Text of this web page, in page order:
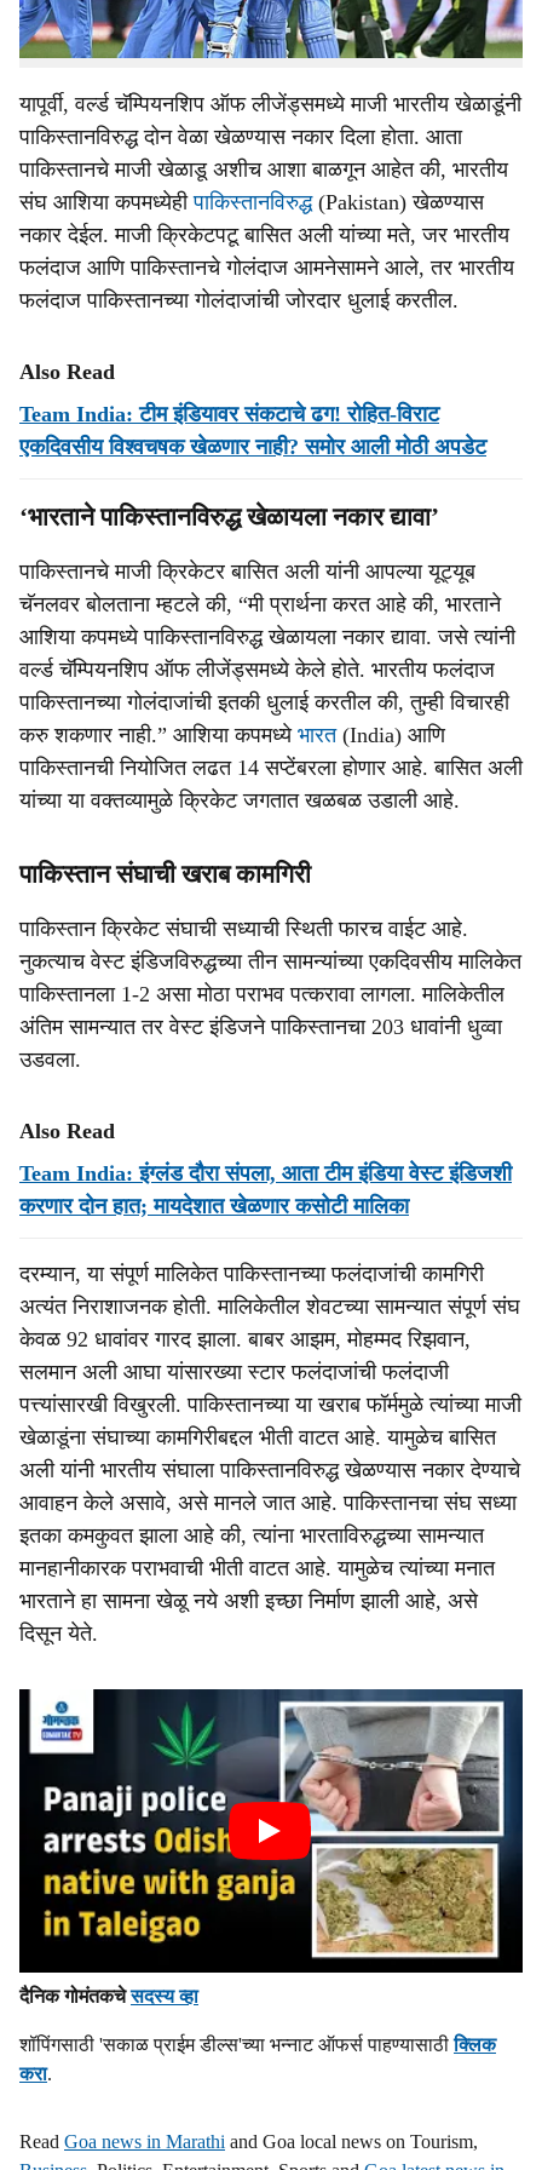
नाही ना, या चर्चांना उधाण आले आहे.
यापूर्वी, वर्ल्ड चॅम्पियनशिप ऑफ लीजेंड्समध्ये माजी भारतीय खेळाडूंनी
पाकिस्तानविरुद्ध दोन वेळा खेळण्यास नकार दिला होता. आता
पाकिस्तानचे माजी खेळाडू अशीच आशा बाळगून आहेत की, भारतीय
संघ आशिया कपमध्येहीपाकिस्तानविरुद्ध(Pakistan) खेळण्यास
नकार देईल. माजी क्रिकेटपटू बासित अली यांच्या मते, जर भारतीय
फलंदाज आणि पाकिस्तानचे गोलंदाज आमनेसामने आले, तर भारतीय
फलंदाज पाकिस्तानच्या गोलंदाजांची जोरदार धुलाई करतील.
Also Read
Team India: टीम इंडियावर संकटाचे ढग! रोहित-विराट
एकदिवसीय विश्वचषक खेळणार नाही? समोर आली मोठी अपडेट
‘भारताने पाकिस्तानविरुद्ध खेळायला नकार द्यावा’
पाकिस्तानचे माजी क्रिकेटर बासित अली यांनी आपल्या यूट्यूब
चॅनलवर बोलताना म्हटले की, “मी प्रार्थना करत आहे की, भारताने
आशिया कपमध्ये पाकिस्तानविरुद्ध खेळायला नकार द्यावा. जसे त्यांनी
वर्ल्ड चॅम्पियनशिप ऑफ लीजेंड्समध्ये केले होते. भारतीय फलंदाज
पाकिस्तानच्या गोलंदाजांची इतकी धुलाई करतील की, तुम्ही विचारही
करु शकणार नाही.” आशिया कपमध्ये भारत(India) आणि
पाकिस्तानची नियोजित लढत 14 सप्टेंबरला होणार आहे. बासित अली
यांच्या या वक्तव्यामुळे क्रिकेट जगतात खळबळ उडाली आहे.
पाकिस्तान संघाची खराब कामगिरी
पाकिस्तान क्रिकेट संघाची सध्याची स्थिती फारच वाईट आहे.
नुकत्याच वेस्ट इंडिजविरुद्धच्या तीन सामन्यांच्या एकदिवसीय मालिकेत
पाकिस्तानला 1-2 असा मोठा पराभव पत्करावा लागला. मालिकेतील
अंतिम सामन्यात तर वेस्ट इंडिजने पाकिस्तानचा 203 धावांनी धुव्वा
उडवला.
Also Read
Team India: इंग्लंड दौरा संपला, आता टीम इंडिया वेस्ट इंडिजशी
करणार दोन हात; मायदेशात खेळणार कसोटी मालिका
दरम्यान, या संपूर्ण मालिकेत पाकिस्तानच्या फलंदाजांची कामगिरी
अत्यंत निराशाजनक होती. मालिकेतील शेवटच्या सामन्यात संपूर्ण संघ
केवळ 92 धावांवर गारद झाला. बाबर आझम, मोहम्मद रिझवान,
सलमान अली आघा यांसारख्या स्टार फलंदाजांची फलंदाजी
पत्त्यांसारखी विखुरली. पाकिस्तानच्या या खराब फॉर्ममुळे त्यांच्या माजी
खेळाडूंना संघाच्या कामगिरीबद्दल भीती वाटत आहे. यामुळेच बासित
अली यांनी भारतीय संघाला पाकिस्तानविरुद्ध खेळण्यास नकार देण्याचे
आवाहन केले असावे, असे मानले जात आहे. पाकिस्तानचा संघ सध्या
इतका कमकुवत झाला आहे की, त्यांना भारताविरुद्धच्या सामन्यात
मानहानीकारक पराभवाची भीती वाटत आहे. यामुळेच त्यांच्या मनात
भारताने हा सामना खेळू नये अशी इच्छा निर्माण झाली आहे, असे
दिसून येते.
दैनिक गोमंतकचेसदस्य व्हा
शॉपिंगसाठी 'सकाळ प्राईम डील्स'च्या भन्नाट ऑफर्स पाहण्यासाठीक्लिक
करा.
Read Goa news in Marathi and Goa local news on Tourism,